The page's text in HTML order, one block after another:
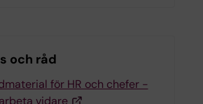
och råd
för HR och chefer -
vidare